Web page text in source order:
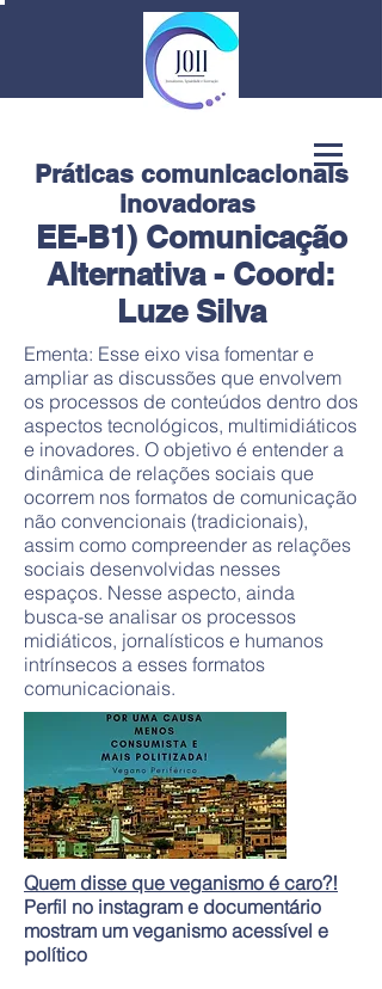
Práticas comunicacionais
inovadoras ​
EE-B1) Comunicação
Alternativa - Coord:
Luze Silva
Ementa: Esse eixo visa fomentar e
ampliar as discussões que envolvem
os processos de conteúdos dentro dos
aspectos tecnológicos, multimidiáticos
e inovadores. O objetivo é entender a
dinâmica de relações sociais que
ocorrem nos formatos de comunicação
não convencionais (tradicionais),
assim como compreender as relações
sociais desenvolvidas nesses
espaços. Nesse aspecto, ainda
busca-se analisar os processos
midiáticos, jornalísticos e humanos
intrínsecos a esses formatos
comunicacionais.
Quem disse que veganismo é caro?!
Perfil no instagram e documentário
mostram um veganismo acessível e
político